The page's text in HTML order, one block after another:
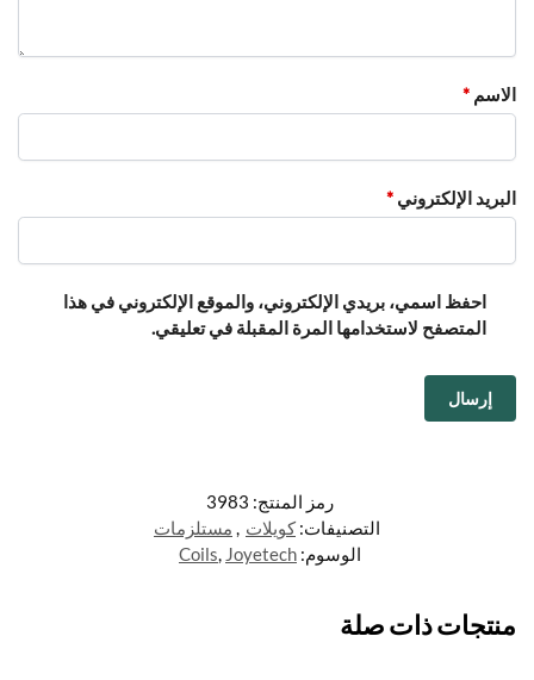
الاسم *
البريد الإلكتروني *
احفظ اسمي، بريدي الإلكتروني، والموقع الإلكتروني في هذا
المتصفح لاستخدامها المرة المقبلة في تعليقي.
رمز المنتج: 3983
التصنيفات:كويلات , مستلزمات
الوسوم:
Coils, Joyetech
منتجات ذات صلة